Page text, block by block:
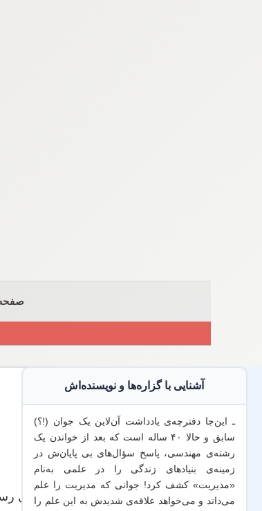
برای
آشنایی با گزاره‌ها و نویسنده‌اش
ـ این‌جا دفترچه‌ی یادداشت‌ آن‌لاین یک جوان (!؟)
سابق و حالا ۴۰ ساله است که بعد از خواندن یک
رشته‌ی مهندسی، پاسخ سؤال‌های بی پایان‌ش در
زمینه‌ی بنیادهای زندگی را در علمی به‌نام
«مدیریت» کشف کرد! جوانی که مدیریت را علم
می‌داند و می‌خواهد علاقه‌ی شدیدش به این علم را